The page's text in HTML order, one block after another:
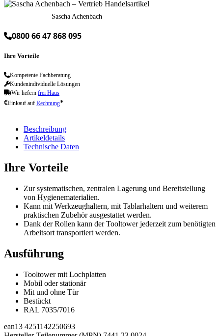
Sascha Achenbach
0800 66 47 868 095
Ihre Vorteile
Kompetente Fachberatung
Kundenindividuelle Lösungen
Wir liefern frei Haus
Einkauf auf Rechnung*
Beschreibung
Artikeldetails
Technische Daten
Ihre Vorteile
Zur systematischen, zentralen Lagerung und Bereitstellung
von Hygienematerialien.
Kann mit Werkzeughaltern, mit Tablarhaltern und weiterem
praktischen Zubehör ausgestattet werden.
Dank der Rollen kann der Tooltower jederzeit zum benötigten
Arbeitsort transportiert werden.
Ausführung
Tooltower mit Lochplatten
Mobil oder stationär
Mit und ohne Tür
Bestückt
RAL 7035/7016
ean13 4251142250693